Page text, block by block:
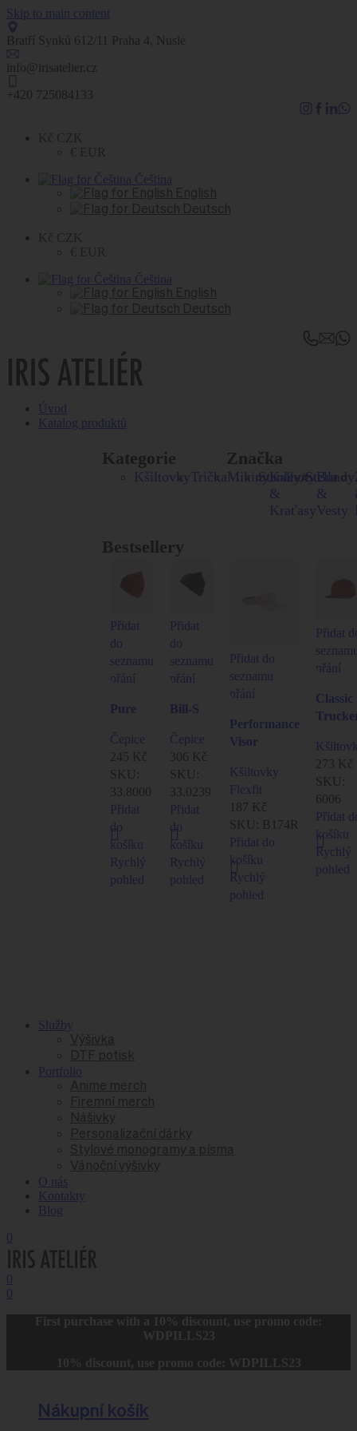
Skip to main content
Bratří Synků 612/11 Praha 4, Nusle
info@irisatelier.cz
+420 725084133
Čeština
Čeština
Úvod
Katalog produktů
Kategorie
Kšiltovky Trička MikinyKalhoty
&
Kraťasy
Bundy
&
Vesty
Značka
Stanley/Stella
Bestsellery
Přidat
do
seznamu
přání
Pure
Čepice
245 Kč
SKU:
33.8000
Přidat
do
košíku
Rychlý
pohled
Přidat
do
seznamu
přání
Bill-S
Čepice
306 Kč
SKU:
33.0239
Přidat
do
košíku
Rychlý
pohled
Přidat do
seznamu
přání
Performance
Visor
Kšiltovky
Flexfit
187 Kč
SKU:
B174R
Přidat do
košíku
Rychlý
pohled
Přidat
přání
Classic
273 Kč
SKU:
6006
Přidat
košíku
Rychlý
pohled
Služby
Portfolio
O nás
Kontakty
Blog
0
0
0
Nákupní košík